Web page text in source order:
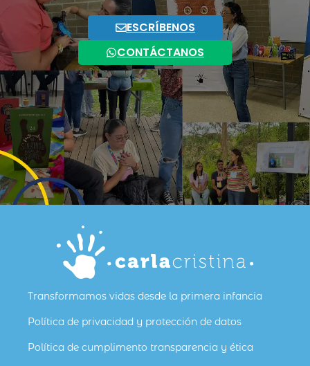
ESCRÍBENOS
CONTÁCTANOS
Transformamos vidas desde la primera infancia
Política de privacidad y protección de datos
Política de cumplimento transparencia y ética